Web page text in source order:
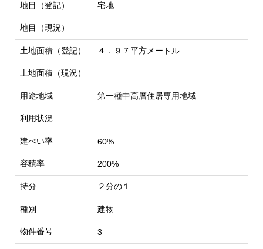
地目（登記） 宅地
地目（現況）
土地面積（登記） ４．９７平方メートル
土地面積（現況）
用途地域 第一種中高層住居専用地域
利用状況
建ぺい率 60%
容積率 200%
持分 ２分の１
種別 建物
物件番号 3